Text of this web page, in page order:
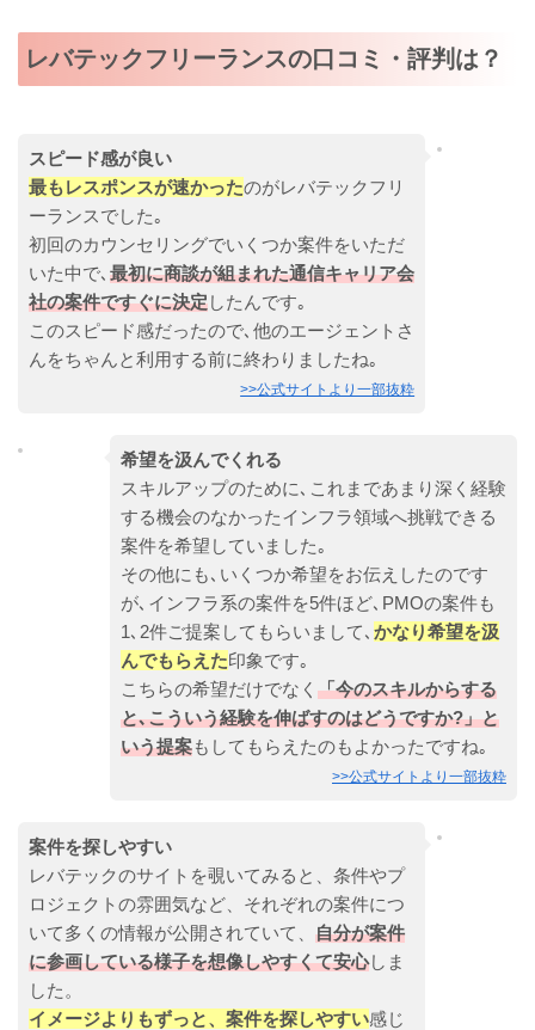
レバテックフリーランスの口コミ・評判は？
スピード感が良い
最もレスポンスが速かったのがレバテックフリ
ーランスでした｡
初回のカウンセリングでいくつか案件をいただ
いた中で､ 最初に商談が組まれた通信キャリア会
社の案件ですぐに決定したんです｡
このスピード感だったので､他のエージェントさ
んをちゃんと利用する前に終わりましたね｡
>>公式サイトより一部抜粋
希望を汲んでくれる
スキルアップのために､これまであまり深く経験
する機会のなかったインフラ領域へ挑戦できる
案件を希望していました｡
その他にも､いくつか希望をお伝えしたのです
が､インフラ系の案件を5件ほど､PMOの案件も
1､2件ご提案してもらいまして､ かなり希望を汲
んでもらえた印象です｡
こちらの希望だけでなく 「今のスキルからする
と､こういう経験を伸ばすのはどうですか?」と
いう提案もしてもらえたのもよかったですね｡
>>公式サイトより一部抜粋
案件を探しやすい
レバテックのサイトを覗いてみると、条件やプ
ロジェクトの雰囲気など、それぞれの案件につ
いて多くの情報が公開されていて、 自分が案件
に参画している様子を想像しやすくて安心しま
した。
イメージよりもずっと、案件を探しやすい感じ